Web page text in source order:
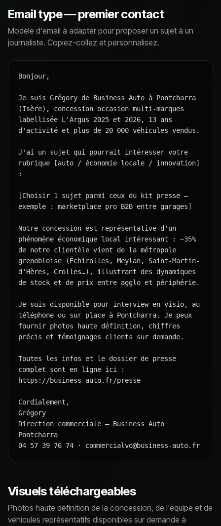
Email type — premier contact
Modèle d'email à adapter pour proposer un sujet à un
journaliste. Copiez-collez et personnalisez.
Bonjour,
Je suis Grégory de Business Auto à Pontcharra
(Isère), concession occasion multi-marques
labellisée L'Argus 2025 et 2026, 13 ans
d'activité et plus de 20 000 véhicules vendus.
J'ai un sujet qui pourrait intéresser votre
rubrique [auto / économie locale / innovation]
:
[Choisir 1 sujet parmi ceux du kit presse —
exemple : marketplace pro B2B entre garages]
Notre concession est représentative d'un
phénomène économique local intéressant : ~35%
de notre clientèle vient de la métropole
grenobloise (Échirolles, Meylan, Saint-Martin-
d'Hères, Crolles…), illustrant des dynamiques
de stock et de prix entre agglo et périphérie.
Je suis disponible pour interview en visio, au
téléphone ou sur place à Pontcharra. Je peux
fournir photos haute définition, chiffres
précis et témoignages clients sur demande.
Toutes les infos et le dossier de presse
complet sont en ligne ici :
https://business-auto.fr/presse
Cordialement,
Grégory
Direction commerciale — Business Auto
Pontcharra
04 57 39 76 74 · commercialvo@business-auto.fr
Visuels téléchargeables
Photos haute définition de la concession, de l'équipe et de
véhicules représentatifs disponibles sur demande à